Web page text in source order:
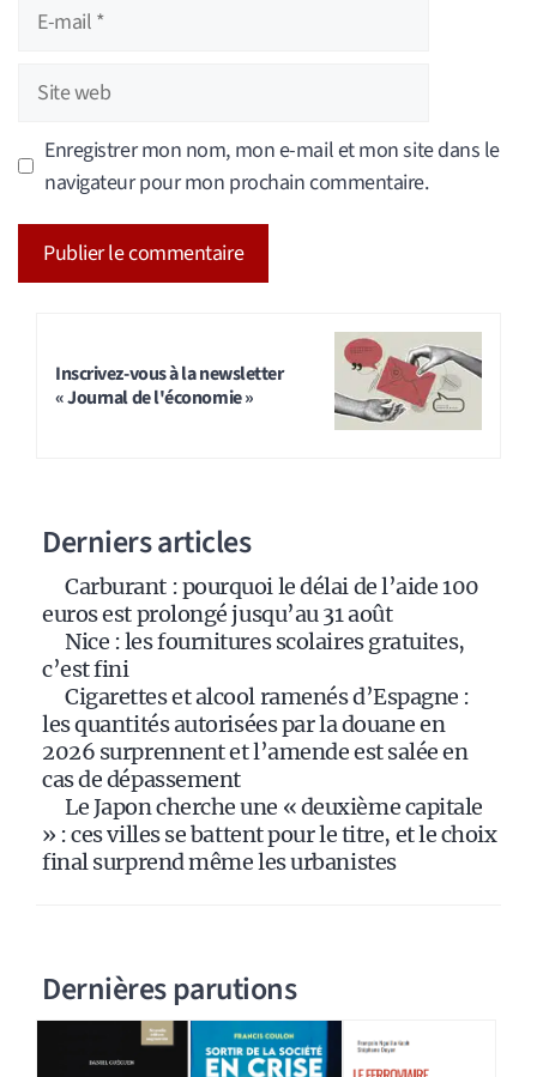
Site
web
Enregistrer mon nom, mon e-mail et mon site dans le
navigateur pour mon prochain commentaire.
Inscrivez-vous à la newsletter
« Journal de l'économie »
Derniers articles
Carburant : pourquoi le délai de l’aide 100
euros est prolongé jusqu’au 31 août
Nice : les fournitures scolaires gratuites,
c’est fini
Cigarettes et alcool ramenés d’Espagne :
les quantités autorisées par la douane en
2026 surprennent et l’amende est salée en
cas de dépassement
Le Japon cherche une « deuxième capitale
» : ces villes se battent pour le titre, et le choix
final surprend même les urbanistes
Dernières parutions